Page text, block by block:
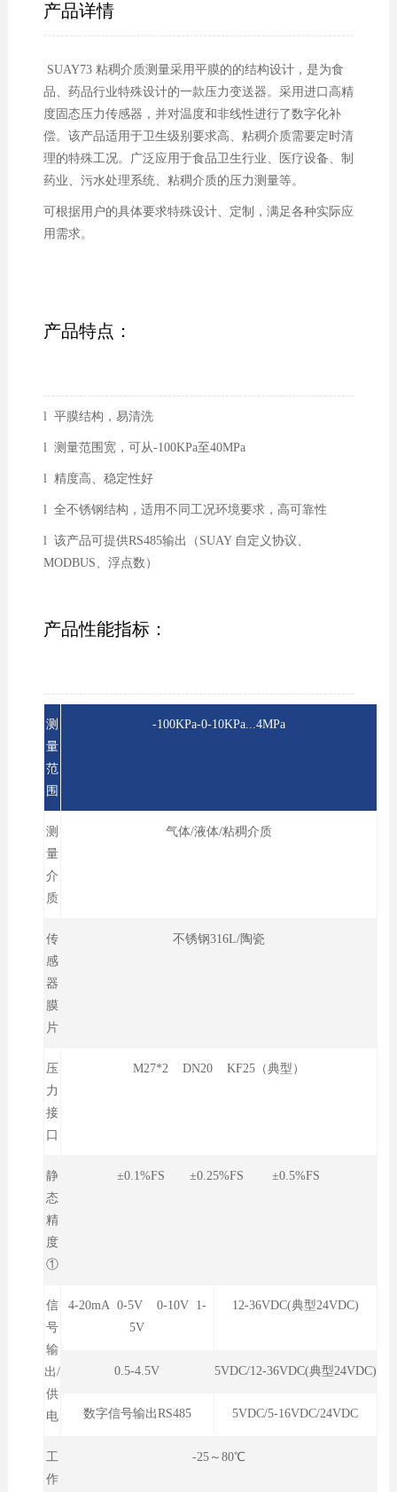
产品详情
SUAY73 粘稠介质测量采用平膜的的结构设计，是为食
品、药品行业特殊设计的一款压力变送器。采用进口高精
度固态压力传感器，并对温度和非线性进行了数字化补
偿。该产品适用于卫生级别要求高、粘稠介质需要定时清
理的特殊工况。广泛应用于食品卫生行业、医疗设备、制
药业、污水处理系统、粘稠介质的压力测量等。
可根据用户的具体要求特殊设计、定制，满足各种实际应
用需求。
产品特点：
l 平膜结构，易清洗
l 测量范围宽，可从-100KPa至40MPa
l 精度高、稳定性好
l 全不锈钢结构，适用不同工况环境要求，高可靠性
l 该产品可提供RS485输出（SUAY 自定义协议、
MODBUS、浮点数）
产品性能指标：
测
量
范
围
-100KPa-0-10KPa...4MPa
测
量
介
质
气体/液体/粘稠介质
传
感
器
膜
片
不锈钢316L/陶瓷
压
力
接
口
M27*2 DN20 KF25（典型）
静
态
精
度
①
±0.1%FS ±0.25%FS ±0.5%FS
信
号
输
出/
供
电
4-20mA 0-5V 0-10V 1-
5V
12-36VDC(典型24VDC)
0.5-4.5V 5VDC/12-36VDC(典型24VDC)
数字信号输出RS485 5VDC/5-16VDC/24VDC
工
作
-25～80℃